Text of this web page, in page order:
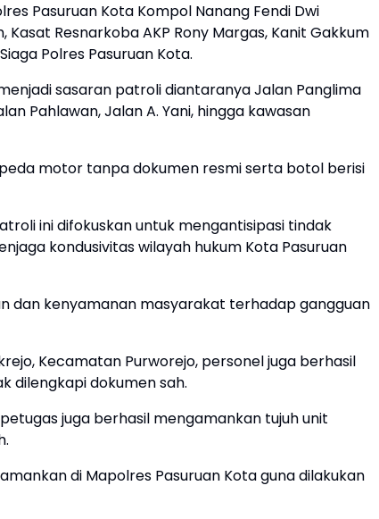
Pasuruan Kota Kompol Nanang Fendi Dwi
Kasat Resnarkoba AKP Rony Margas, Kanit Gakkum
Polres Pasuruan Kota.
sasaran patroli diantaranya Jalan Panglima
Pahlawan, Jalan A. Yani, hingga kawasan
motor tanpa dokumen resmi serta botol berisi
ini difokuskan untuk mengantisipasi tindak
kondusivitas wilayah hukum Kota Pasuruan
dan kenyamanan masyarakat terhadap gangguan
Kecamatan Purworejo, personel juga berhasil
dilengkapi dokumen sah.
juga berhasil mengamankan tujuh unit
di Mapolres Pasuruan Kota guna dilakukan